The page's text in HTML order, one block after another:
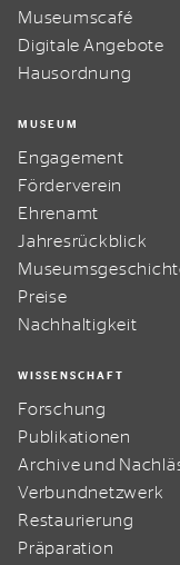
Museumscafé
Digitale Angebote
Hausordnung
MUSEUM
Engagement
Förderverein
Ehrenamt
Jahresrückblick
Preise
Nachhaltigkeit
WISSENSCHAFT
Forschung
Publikationen
Archive und
Verbundnetzwerk
Restaurierung
Präparation